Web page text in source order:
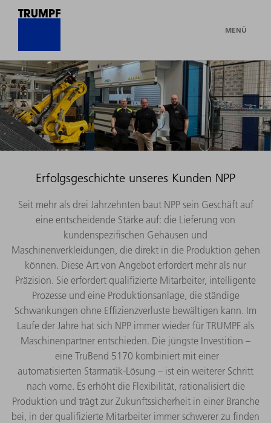
MENÜ
Erfolgsgeschichte unseres Kunden NPP
Seit mehr als drei Jahrzehnten baut NPP sein Geschäft auf
eine entscheidende Stärke auf: die Lieferung von
kundenspezifischen Gehäusen und
Maschinenverkleidungen, die direkt in die Produktion gehen
können. Diese Art von Angebot erfordert mehr als nur
Präzision. Sie erfordert qualifizierte Mitarbeiter, intelligente
Prozesse und eine Produktionsanlage, die ständige
Schwankungen ohne Effizienzverluste bewältigen kann. Im
Laufe der Jahre hat sich NPP immer wieder für TRUMPF als
Maschinenpartner entschieden. Die jüngste Investition –
eine TruBend 5170 kombiniert mit einer
automatisierten Starmatik-Lösung – ist ein weiterer Schritt
nach vorne. Es erhöht die Flexibilität, rationalisiert die
Produktion und trägt zur Zukunftssicherheit in einer Branche
bei, in der qualifizierte Mitarbeiter immer schwerer zu finden